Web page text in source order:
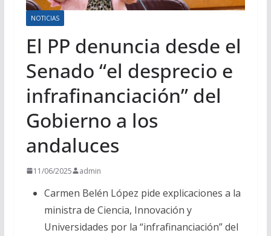
NOTICIAS
El PP denuncia desde el
Senado “el desprecio e
infrafinanciación” del
Gobierno a los
andaluces
11/06/2025 admin
Carmen Belén López pide explicaciones a la
ministra de Ciencia, Innovación y
Universidades por la “infrafinanciación” del